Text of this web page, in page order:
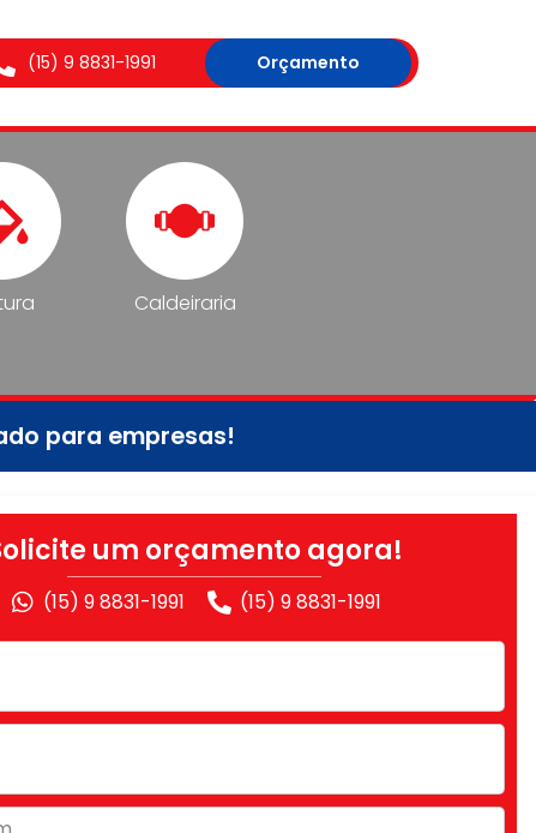
(15) 9 8831-1991 Orçamento
Caldeiraria
para empresas!
um orçamento agora!
(15) 9 8831-1991 (15) 9 8831-1991